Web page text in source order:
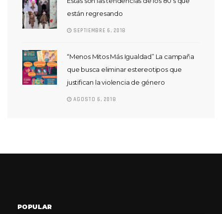
están regresando
SEPTIEMBRE 6, 2018
“Menos Mitos Más Igualdad” La campaña
que busca eliminar estereotipos que
justifican la violencia de género
AGOSTO 6, 2018
POPULAR